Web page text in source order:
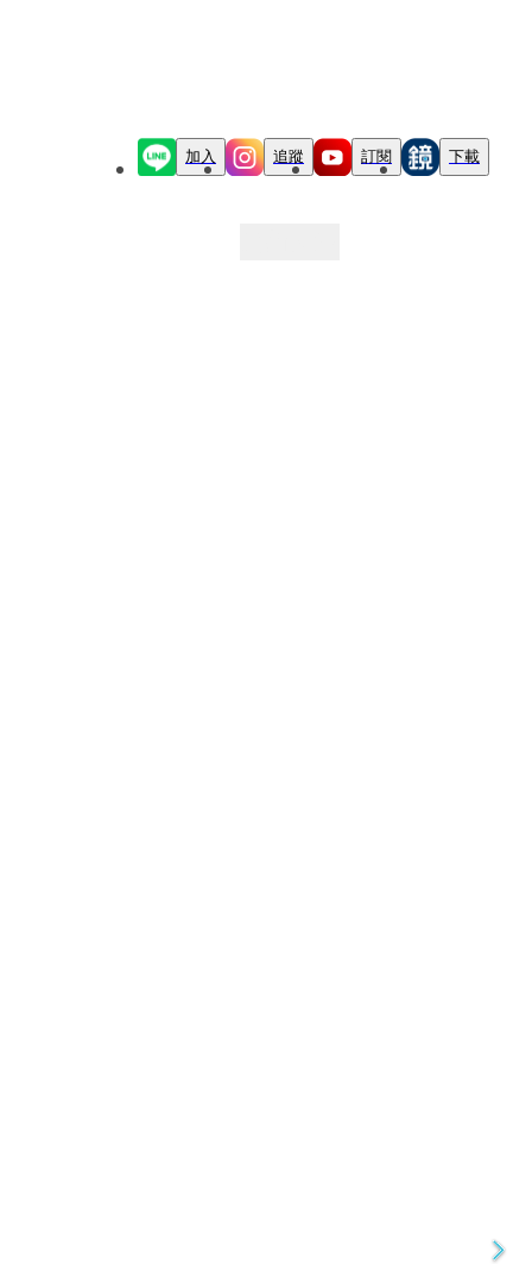
加入 追蹤 訂閱 下載